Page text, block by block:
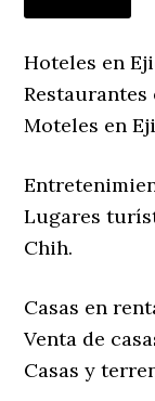
Hoteles en
Moteles en
Lugares
Chih.
Casas en
Venta de
Casas y